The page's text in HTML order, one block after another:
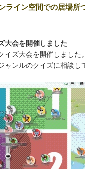
ライン空間での居場所づ
大会を開催しました
ズ大会を開催しました。
ャンルのクイズに相談して